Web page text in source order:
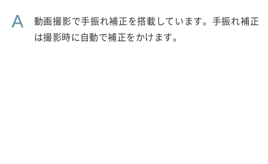
A
動画撮影で手振れ補正を搭載しています。手振れ補正
は撮影時に自動で補正をかけます。